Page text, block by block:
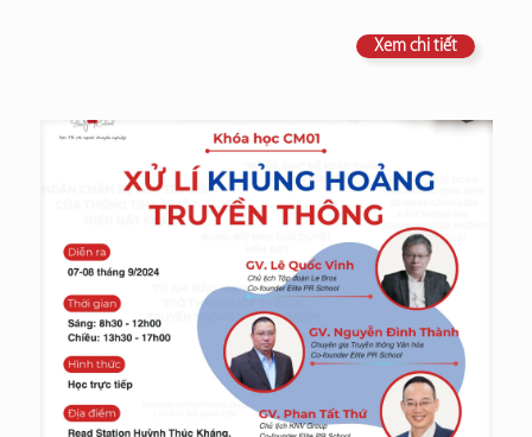
Xem chi tiết